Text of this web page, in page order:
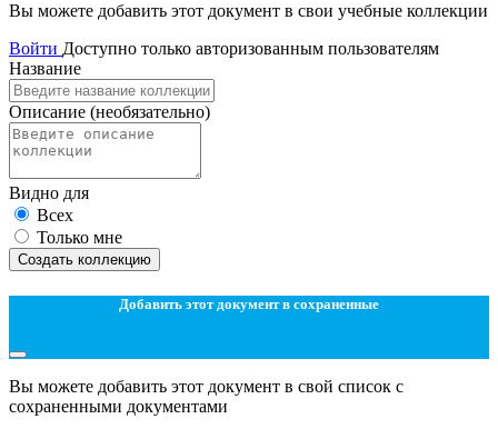
Вы можете добавить этот документ в свои учебные коллекции
Войти Доступно только авторизованным пользователям
Название
Описание (необязательно)
Видно для
Всех
Только мне
Создать коллекцию
Добавить этот документ в сохраненные
Вы можете добавить этот документ в свой список с
сохраненными документами